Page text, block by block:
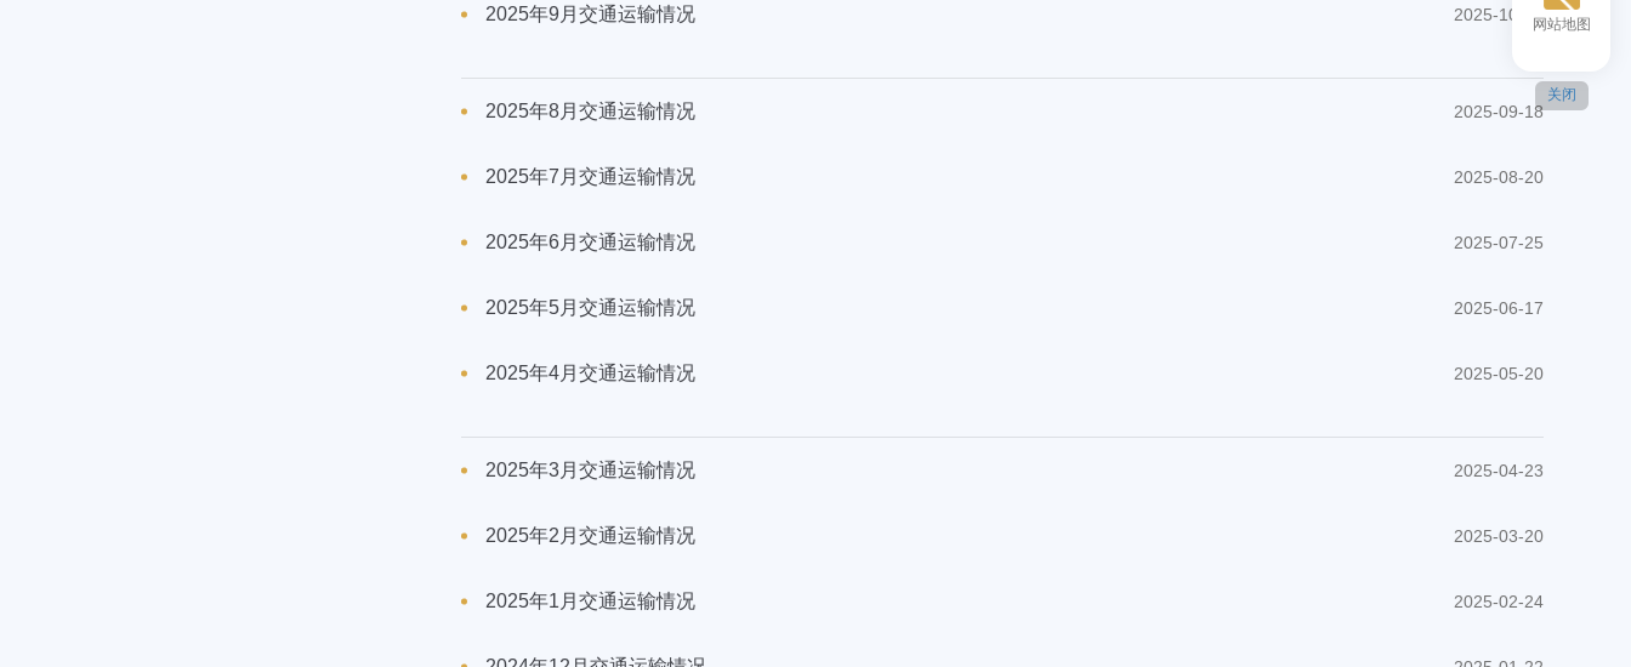
2025年9月交通运输情况 2025-10-22
2025年8月交通运输情况 2025-09-18
2025年7月交通运输情况 2025-08-20
2025年6月交通运输情况 2025-07-25
2025年5月交通运输情况 2025-06-17
2025年4月交通运输情况 2025-05-20
2025年3月交通运输情况 2025-04-23
2025年2月交通运输情况 2025-03-20
2025年1月交通运输情况 2025-02-24
网站地图
关闭